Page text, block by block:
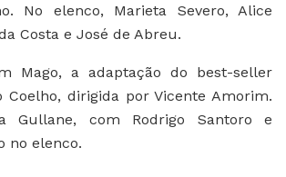
No elenco, Marieta Severo, Alice
Costa e José de Abreu.
Mago, a adaptação do best-seller
Coelho, dirigida por Vicente Amorim.
Gullane, com Rodrigo Santoro e
no elenco.